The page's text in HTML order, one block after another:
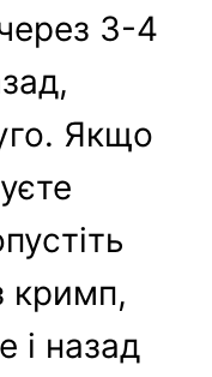
3-4
Якщо
кримп,
і назад